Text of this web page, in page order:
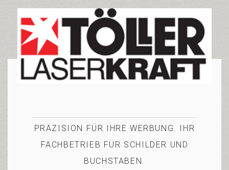
PRÄZISION FÜR IHRE WERBUNG. IHR
FACHBETRIEB FÜR SCHILDER UND
BUCHSTABEN.